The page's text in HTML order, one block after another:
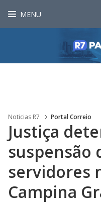
MENU
Noticias R7 Portal Correio
Justiça
suspensão
servidores
Campina